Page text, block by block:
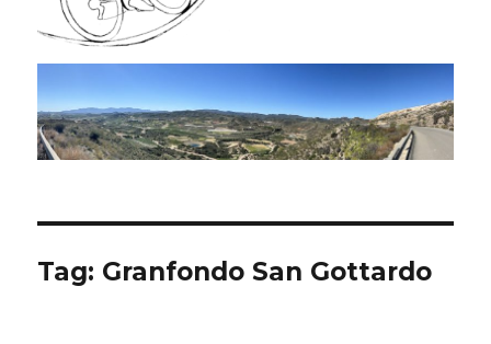
Team LEODIN
Tag: Granfondo San Gottardo